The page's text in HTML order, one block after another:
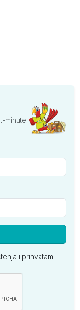
minute
i prihvatam